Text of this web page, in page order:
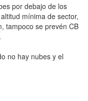
por debajo de los
mínima de sector,
tampoco se prevén CB
no hay nubes y el